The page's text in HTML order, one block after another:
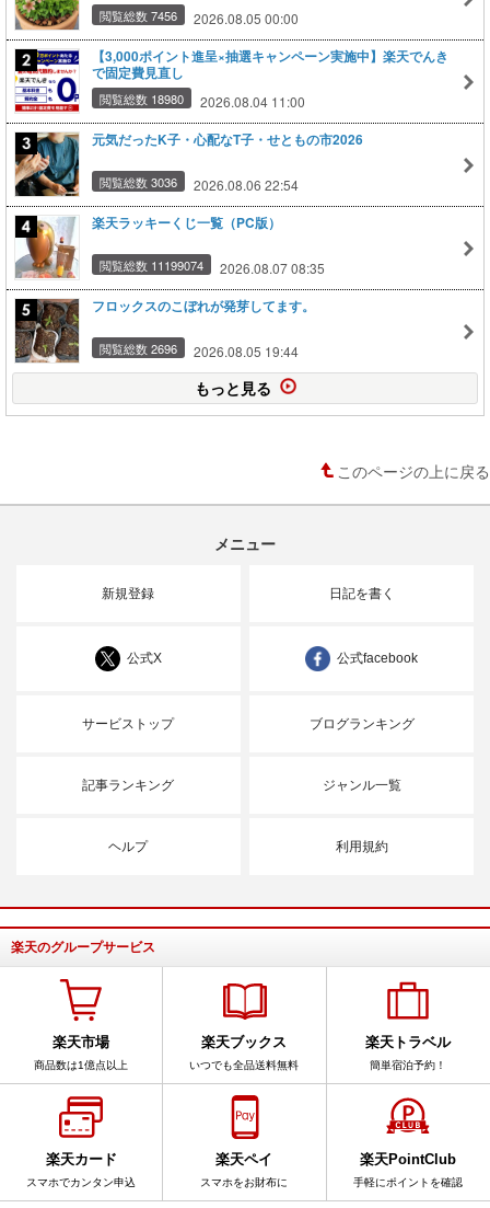
閲覧総数 7456 2026.08.05 00:00
【3,000ポイント進呈×抽選キャンペーン実施中】楽天でんき
で固定費見直し
閲覧総数 18980 2026.08.04 11:00
元気だったK子・心配なT子・せともの市2026
閲覧総数 3036 2026.08.06 22:54
楽天ラッキーくじ一覧（PC版）
閲覧総数 11199074 2026.08.07 08:35
フロックスのこぼれが発芽してます。
閲覧総数 2696 2026.08.05 19:44
もっと見る
このページの上に戻る
メニュー
新規登録 日記を書く
公式X 公式facebook
サービストップ ブログランキング
記事ランキング ジャンル一覧
ヘルプ 利用規約
楽天のグループサービス
楽天市場
商品数は1億点以上
楽天ブックス
いつでも全品送料無料
楽天トラベル
簡単宿泊予約！
楽天カード
スマホでカンタン申込
楽天ペイ
スマホをお財布に
楽天PointClub
手軽にポイントを確認